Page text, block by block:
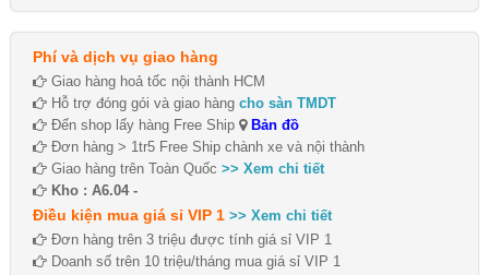
Phí và dịch vụ giao hàng
Giao hàng hoả tốc nội thành HCM
Hỗ trợ đóng gói và giao hàng cho sàn TMDT
Đến shop lấy hàng Free Ship
Bản đồ
Đơn hàng > 1tr5 Free Ship chành xe và nội thành
Giao hàng trên Toàn Quốc >> Xem chi tiết
Kho : A6.04 -
Điều kiện mua giá sỉ VIP 1 >> Xem chi tiết
Đơn hàng trên 3 triệu được tính giá sỉ VIP 1
Doanh số trên 10 triệu/tháng mua giá sỉ VIP 1